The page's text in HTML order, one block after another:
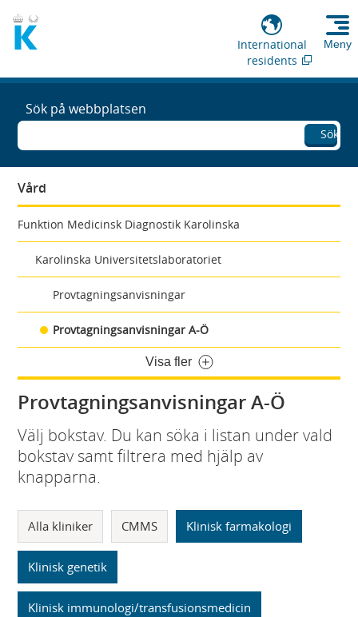
International
residents
Meny
Sök på webbplatsen
Sök
Vård
Funktion Medicinsk Diagnostik Karolinska
Karolinska Universitetslaboratoriet
Provtagningsanvisningar
Provtagningsanvisningar A-Ö
Visa fler
Provtagningsanvisningar A-Ö
Välj bokstav. Du kan söka i listan under vald
bokstav samt filtrera med hjälp av
knapparna.
Alla kliniker CMMS Klinisk farmakologi
Klinisk genetik
Klinisk immunologi/transfusionsmedicin